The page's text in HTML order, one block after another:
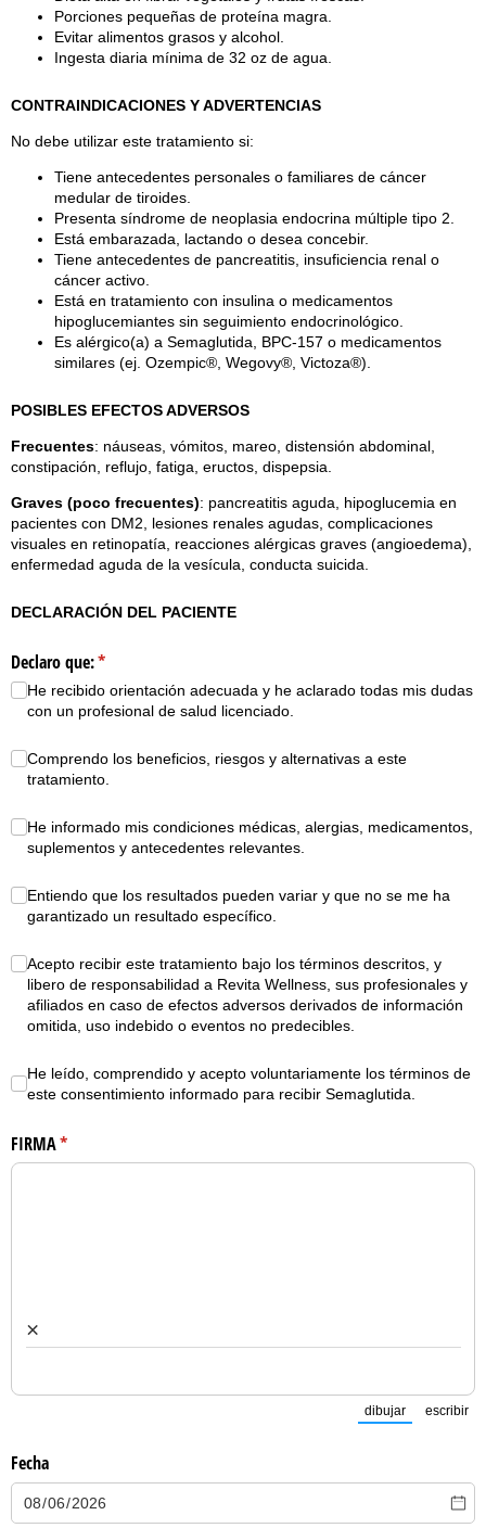
Porciones pequeñas de proteína magra.
Evitar alimentos grasos y alcohol.
Ingesta diaria mínima de 32 oz de agua.
CONTRAINDICACIONES Y ADVERTENCIAS
No debe utilizar este tratamiento si:
Tiene antecedentes personales o familiares de cáncer
medular de tiroides.
Presenta síndrome de neoplasia endocrina múltiple tipo 2.
Está embarazada, lactando o desea concebir.
Tiene antecedentes de pancreatitis, insuficiencia renal o
cáncer activo.
Está en tratamiento con insulina o medicamentos
hipoglucemiantes sin seguimiento endocrinológico.
Es alérgico(a) a Semaglutida, BPC-157 o medicamentos
similares (ej. Ozempic®, Wegovy®, Victoza®).
POSIBLES EFECTOS ADVERSOS
Frecuentes: náuseas, vómitos, mareo, distensión abdominal,
constipación, reflujo, fatiga, eructos, dispepsia.
Graves (poco frecuentes): pancreatitis aguda, hipoglucemia en
pacientes con DM2, lesiones renales agudas, complicaciones
visuales en retinopatía, reacciones alérgicas graves (angioedema),
enfermedad aguda de la vesícula, conducta suicida.
DECLARACIÓN DEL PACIENTE
Declaro que:*
(necesario)
He recibido orientación adecuada y he aclarado todas mis dudas
con un profesional de salud licenciado.
Declaro que:*
(necesario)
Comprendo los beneficios, riesgos y alternativas a este
tratamiento.
Declaro que:*
(necesario)
He informado mis condiciones médicas, alergias, medicamentos,
suplementos y antecedentes relevantes.
Declaro que:*
(necesario)
Entiendo que los resultados pueden variar y que no se me ha
garantizado un resultado específico.
Declaro que:*
(necesario)
Acepto recibir este tratamiento bajo los términos descritos, y
libero de responsabilidad a Revita Wellness, sus profesionales y
afiliados en caso de efectos adversos derivados de información
omitida, uso indebido o eventos no predecibles.
He leído, comprendido y acepto voluntariamente los términos de
He leído, comprendido y acepto voluntariamente los términos de
este consentimiento informado para recibir Semaglutida.
FIRMA*
(necesario)
×
dibujar
(Cambiar del
escribir
Fecha